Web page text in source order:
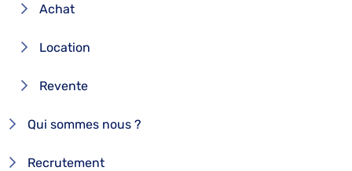
Achat
Location
Revente
Qui sommes nous ?
Recrutement